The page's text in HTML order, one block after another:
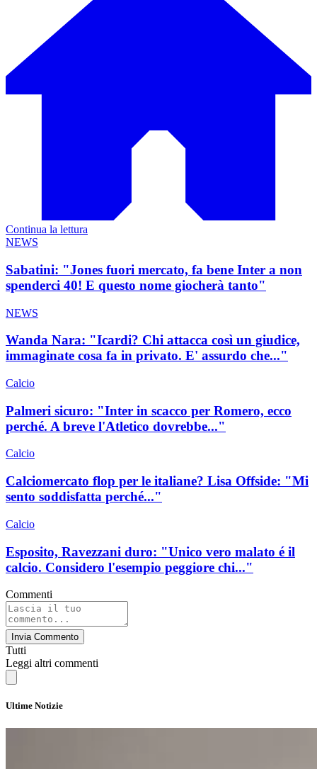
Continua la lettura
NEWS
Sabatini: "Jones fuori mercato, fa bene Inter a non
spenderci 40! E questo nome giocherà tanto"
NEWS
Wanda Nara: "Icardi? Chi attacca così un giudice,
immaginate cosa fa in privato. E' assurdo che..."
Calcio
Palmeri sicuro: "Inter in scacco per Romero, ecco
perché. A breve l'Atletico dovrebbe..."
Calcio
Calciomercato flop per le italiane? Lisa Offside: "Mi
sento soddisfatta perché..."
Calcio
Esposito, Ravezzani duro: "Unico vero malato é il
calcio. Considero l'esempio peggiore chi..."
Commenti
Invia Commento
Tutti
Leggi altri commenti
Ultime Notizie